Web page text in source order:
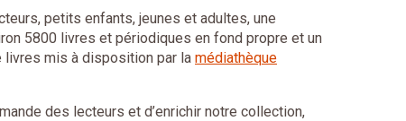
petits enfants, jeunes et adultes, une
5800 livres et périodiques en fond propre et un
livres mis à disposition par la médiathèque
des lecteurs et d’enrichir notre collection,